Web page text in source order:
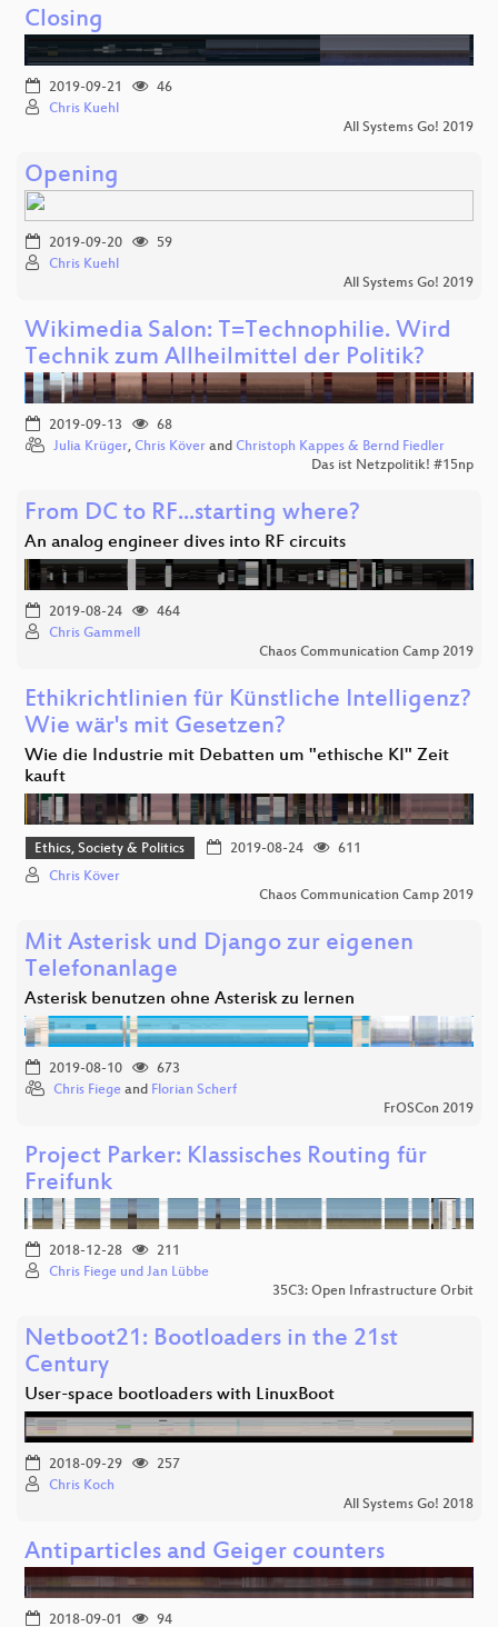
Closing
2019-09-21
46
Chris Kuehl
All Systems Go! 2019
Opening
2019-09-20
59
Chris Kuehl
All Systems Go! 2019
Wikimedia Salon: T=Technophilie. Wird
Technik zum Allheilmittel der Politik?
2019-09-13
68
Julia Krüger, Chris Köver and Christoph Kappes & Bernd Fiedler
Das ist Netzpolitik! #15np
From DC to RF...starting where?
An analog engineer dives into RF circuits
2019-08-24
464
Chris Gammell
Chaos Communication Camp 2019
Ethikrichtlinien für Künstliche Intelligenz?
Wie wär's mit Gesetzen?
Wie die Industrie mit Debatten um "ethische KI" Zeit
kauft
Ethics, Society & Politics 2019-08-24
611
Chris Köver
Chaos Communication Camp 2019
Mit Asterisk und Django zur eigenen
Telefonanlage
Asterisk benutzen ohne Asterisk zu lernen
2019-08-10
673
Chris Fiege and Florian Scherf
FrOSCon 2019
Project Parker: Klassisches Routing für
Freifunk
2018-12-28
211
Chris Fiege und Jan Lübbe
35C3: Open Infrastructure Orbit
Netboot21: Bootloaders in the 21st
Century
User-space bootloaders with LinuxBoot
2018-09-29
257
Chris Koch
All Systems Go! 2018
Antiparticles and Geiger counters
2018-09-01 94